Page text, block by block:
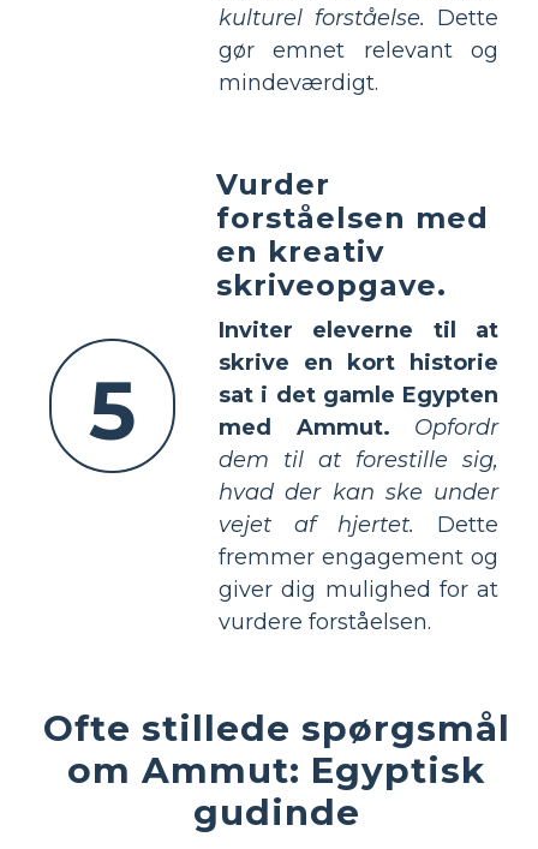
kulturel forståelse. Dette
gør emnet relevant og
mindeværdigt.
5
Vurder
forståelsen med
en kreativ
skriveopgave.
Inviter eleverne til at
skrive en kort historie
sat i det gamle Egypten
med Ammut.
Opfordr
dem til at forestille sig,
hvad der kan ske under
vejet af hjertet.
Dette
fremmer engagement og
giver dig mulighed for at
vurdere forståelsen.
Ofte stillede spørgsmål
om Ammut: Egyptisk
gudinde